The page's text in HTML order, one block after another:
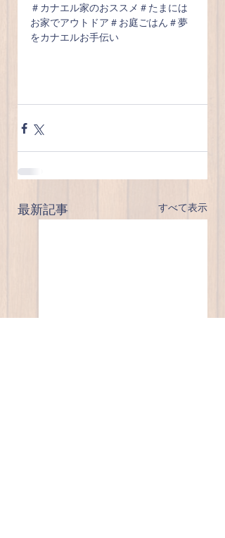
＃カナエル家のおススメ＃たまには
お家でアウトドア＃お庭ごはん＃夢
をカナエルお手伝い
最新記事 すべて表示